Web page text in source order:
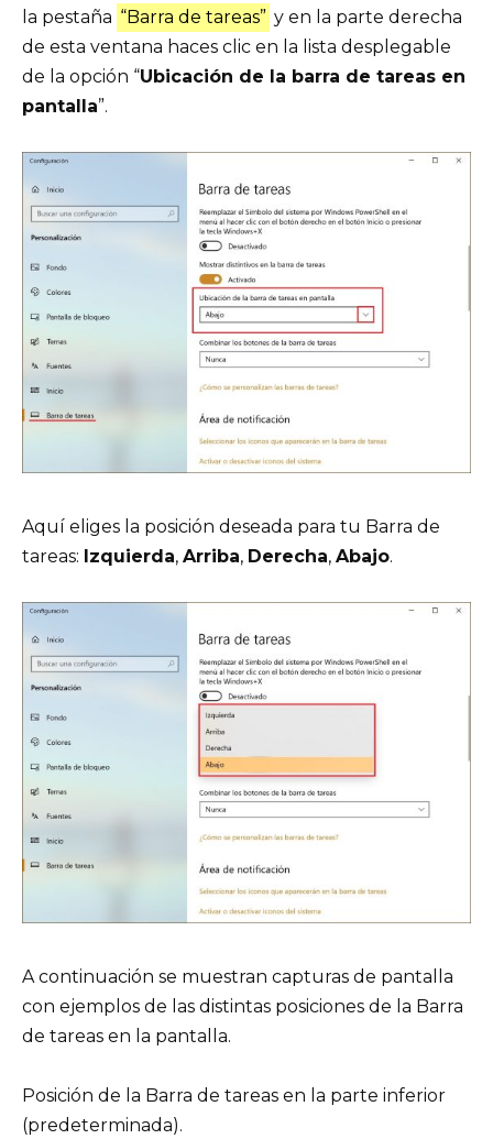
la pestaña “Barra de tareas” y en la parte derecha
de esta ventana haces clic en la lista desplegable
de la opción “Ubicación de la barra de tareas en
pantalla”.
Aquí eliges la posición deseada para tu Barra de
tareas: Izquierda, Arriba, Derecha, Abajo.
A continuación se muestran capturas de pantalla
con ejemplos de las distintas posiciones de la Barra
de tareas en la pantalla.
Posición de la Barra de tareas en la parte inferior
(predeterminada).